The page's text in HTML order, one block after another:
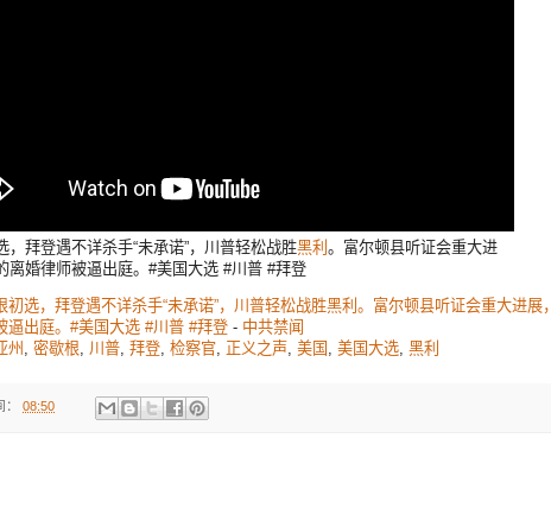
，拜登遇不详杀手“未承诺”，川普轻松战胜黑利 。富尔顿县听证会重大进
离婚律师被逼出庭。#美国大选 #川普 #拜登
初选，拜登遇不详杀手“未承诺”，川普轻松战胜黑利。富尔顿县听证会重大进展，
逼出庭。#美国大选 #川普 #拜登 - 中共禁闻
州 , 密歇根, 川普, 拜登, 检察官, 正义之声, 美国 , 美国大选, 黑利
： 08:50